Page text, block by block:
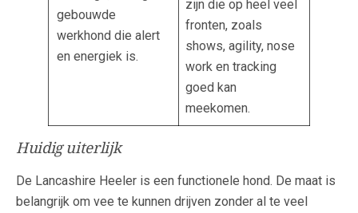
gebouwde
werkhond die alert
en energiek is.
zijn die op heel veel
fronten, zoals
shows, agility, nose
work en tracking
goed kan
meekomen.
Huidig uiterlijk
De Lancashire Heeler is een functionele hond. De maat is
belangrijk om vee te kunnen drijven zonder al te veel